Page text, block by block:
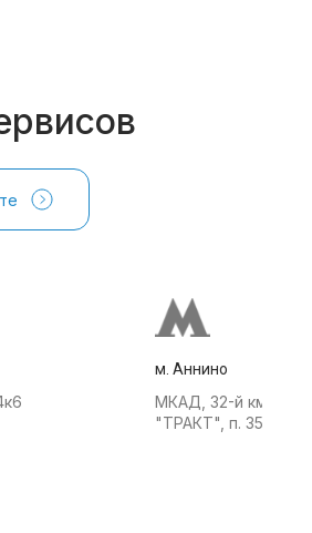
м. Аннино
МКАД, 32-й км, АТК
"ТРАКТ", п. 35